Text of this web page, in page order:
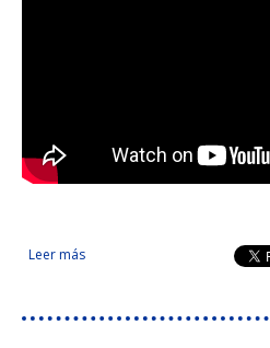
Leer más sobre Territorio y Patrimonio